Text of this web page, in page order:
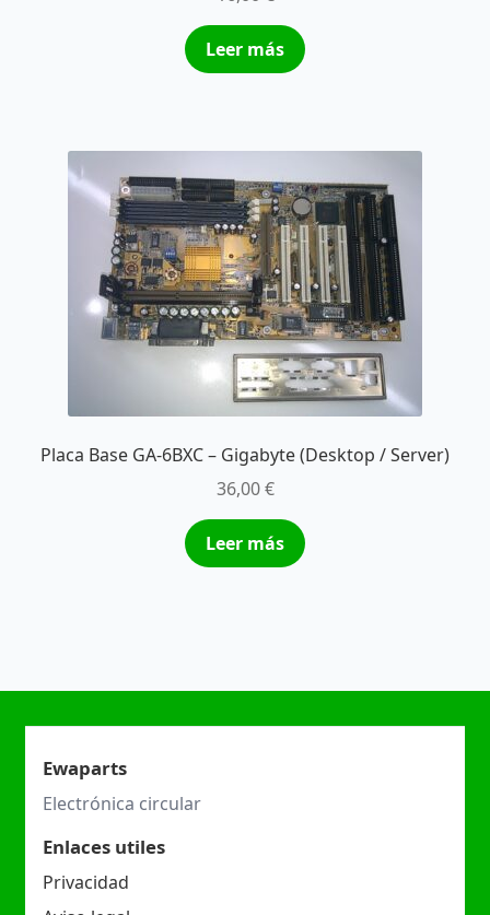
Leer más
Placa Base GA-6BXC – Gigabyte (Desktop / Server)
36,00€
Leer más
Ewaparts
Electrónica circular
Enlaces utiles
Privacidad